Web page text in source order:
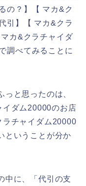
の？】【 マカ&ク
引】【 マカ&クラ
カ&クラチャイダ
調べてみることに
と思ったのは、
イダム20000のお店
ラチャイダム20000
ということが分か
中に、「代引の支